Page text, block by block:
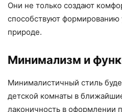
Они не только создают
способствуют формированию
природе.
Минимализм и
Минималистичный стиль
детской комнаты в
лаконичность в оформлении